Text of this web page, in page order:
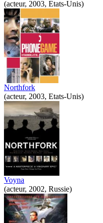
(acteur, 2003, Etats-Unis)
Northfork
(acteur, 2003, Etats-Unis)
Voyna
(acteur, 2002, Russie)